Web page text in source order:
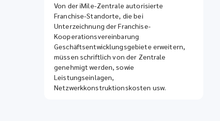
Von der iMile-Zentrale autorisierte
Franchise-Standorte, die bei
Unterzeichnung der Franchise-
Kooperationsvereinbarung
Geschäftsentwicklungsgebiete erweitern,
müssen schriftlich von der Zentrale
genehmigt werden, sowie
Leistungseinlagen,
Netzwerkkonstruktionskosten usw.